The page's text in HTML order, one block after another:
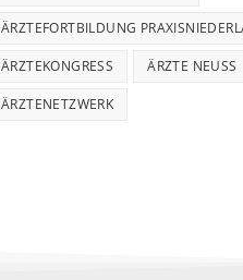
ÄRZTEFORTBILDUNG
ÄRZTEKONGRESS ÄRZTE NEUSS
ÄRZTENETZWERK